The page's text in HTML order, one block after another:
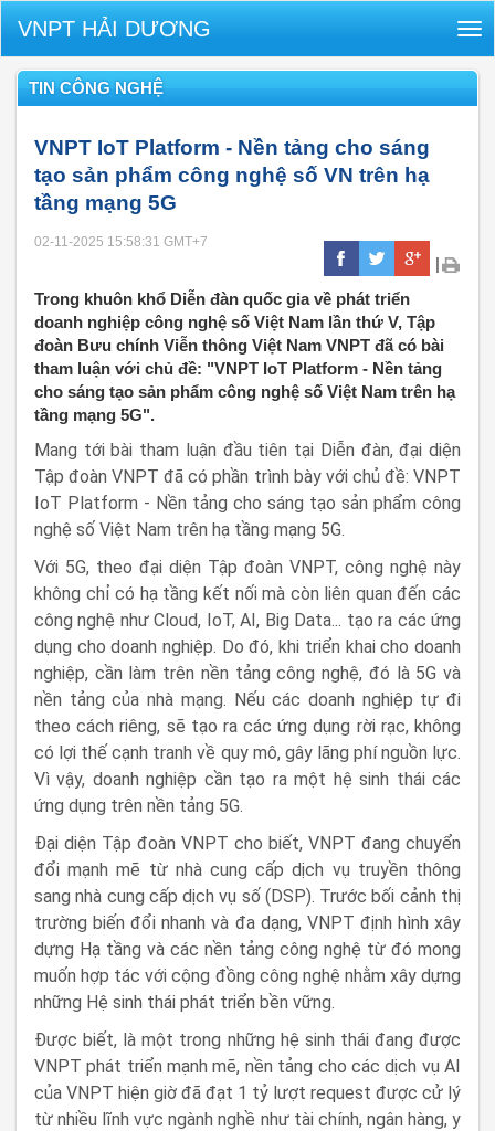
VNPT HẢI DƯƠNG
TIN CÔNG NGHỆ
VNPT IoT Platform - Nền tảng cho sáng
tạo sản phẩm công nghệ số VN trên hạ
tầng mạng 5G
02-11-2025 15:58:31 GMT+7
|
Trong khuôn khổ Diễn đàn quốc gia về phát triển
doanh nghiệp công nghệ số Việt Nam lần thứ V, Tập
đoàn Bưu chính Viễn thông Việt Nam VNPT đã có bài
tham luận với chủ đề: "VNPT IoT Platform - Nền tảng
cho sáng tạo sản phẩm công nghệ số Việt Nam trên hạ
tầng mạng 5G".
Mang tới bài tham luận đầu tiên tại Diễn đàn, đại diện
Tập đoàn VNPT đã có phần trình bày với chủ đề: VNPT
IoT Platform - Nền tảng cho sáng tạo sản phẩm công
nghệ số Việt Nam trên hạ tầng mạng 5G.
Với 5G, theo đại diện Tập đoàn VNPT, công nghệ này
không chỉ có hạ tầng kết nối mà còn liên quan đến các
công nghệ như Cloud, IoT, AI, Big Data... tạo ra các ứng
dụng cho doanh nghiệp. Do đó, khi triển khai cho doanh
nghiệp, cần làm trên nền tảng công nghệ, đó là 5G và
nền tảng của nhà mạng. Nếu các doanh nghiệp tự đi
theo cách riêng, sẽ tạo ra các ứng dụng rời rạc, không
có lợi thế cạnh tranh về quy mô, gây lãng phí nguồn lực.
Vì vậy, doanh nghiệp cần tạo ra một hệ sinh thái các
ứng dụng trên nền tảng 5G.
Đại diện Tập đoàn VNPT cho biết, VNPT đang chuyển
đổi mạnh mẽ từ nhà cung cấp dịch vụ truyền thông
sang nhà cung cấp dịch vụ số (DSP). Trước bối cảnh thị
trường biến đổi nhanh và đa dạng, VNPT định hình xây
dựng Hạ tầng và các nền tảng công nghệ từ đó mong
muốn hợp tác với cộng đồng công nghệ nhằm xây dựng
những Hệ sinh thái phát triển bền vững.
Được biết, là một trong những hệ sinh thái đang được
VNPT phát triển mạnh mẽ, nền tảng cho các dịch vụ AI
của VNPT hiện giờ đã đạt 1 tỷ lượt request được cử lý
từ nhiều lĩnh vực ngành nghề như tài chính, ngân hàng, y